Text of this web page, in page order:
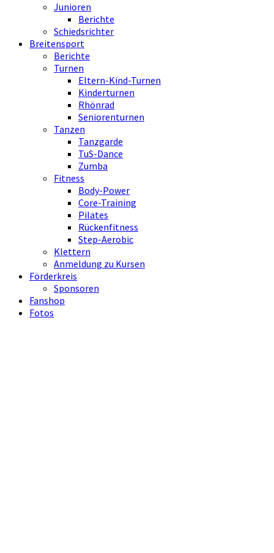
Junioren
Berichte
Schiedsrichter
Breitensport
Berichte
Turnen
Eltern-Kind-Turnen
Kinderturnen
Rhönrad
Seniorenturnen
Tanzen
Tanzgarde
TuS-Dance
Zumba
Fitness
Body-Power
Core-Training
Pilates
Rückenfitness
Step-Aerobic
Klettern
Anmeldung zu Kursen
Förderkreis
Sponsoren
Fanshop
Fotos